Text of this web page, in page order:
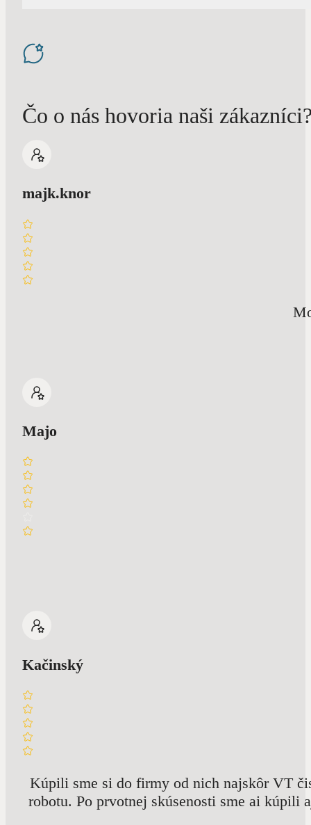
Čo o nás hovoria naši
majk.knor
Majo
Kačinský
Kúpili sme si do firmy od nich najskôr VT
robotu. Po prvotnej skúsenosti sme ai kúpili